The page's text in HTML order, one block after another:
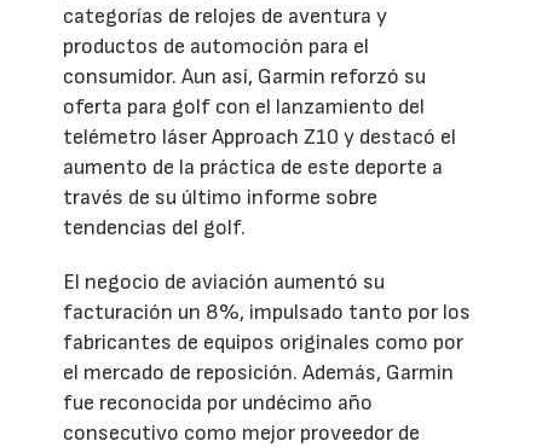
categorías de relojes de aventura y
productos de automoción para el
consumidor. Aun así, Garmin reforzó su
oferta para golf con el lanzamiento del
telémetro láser Approach Z10 y destacó el
aumento de la práctica de este deporte a
través de su último informe sobre
tendencias del golf.
El negocio de aviación aumentó su
facturación un 8%, impulsado tanto por los
fabricantes de equipos originales como por
el mercado de reposición. Además, Garmin
fue reconocida por undécimo año
consecutivo como mejor proveedor de